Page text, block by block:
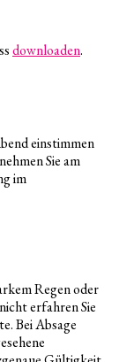
downloaden.
einstimmen
Sie am
im
Regen oder
erfahren Sie
Bei Absage